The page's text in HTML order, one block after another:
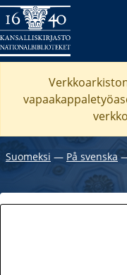
Suomeksi ― På svenska